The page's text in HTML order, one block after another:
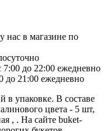
нас в магазине по
до 22:00 ежедневно
до 21:00 ежедневно
упаковке. В составе
цвета - 5 шт,
, . На сайте buket-